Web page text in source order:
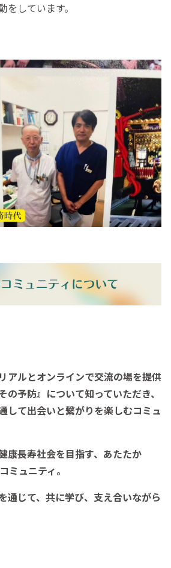
しています。
アルとオンラインで交流の場を提供
の予防』について知っていただき、
して出会いと繋がりを楽しむコミュ
康長寿社会を目指す、あたたか
ミュニティ。
通じて、共に学び、支え合いながら